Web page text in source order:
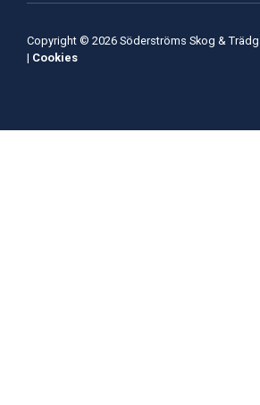
Copyright © 2026 Söderströms Skog &
| Cookies